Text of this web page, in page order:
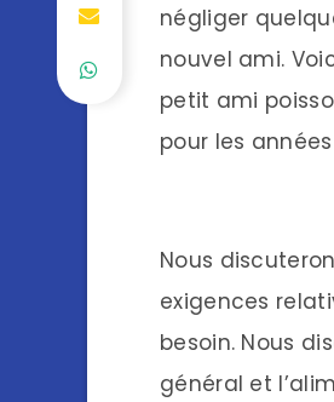
négliger
nouvel ami.
petit ami
pour les
Nous
exigences
besoin. Nous
général et